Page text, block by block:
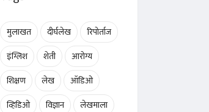
मुलाखत दीर्घलेख
रिपोर्ताज
इंग्लिश
शेती
आरोग्य
शिक्षण
लेख
ऑडिओ
व्हिडिओ
विज्ञान लेखमाला